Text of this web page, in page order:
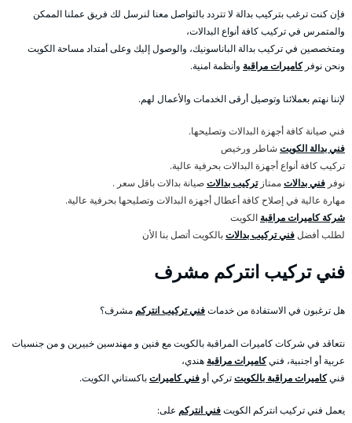
فإن كنت ترغب بتركيب بدالة لا تتردد بالتواصل معنا لنرسل لك فريق عملنا الممكن
والمتمرس في تركيب كافة أنواع البدالات،
ومتخصصين في تركيب بدالة الباناسونيك، والوصول إليك وعلى أمتداد مساحة الكويت
ونحن نوفركاميرات مراقبة وأنظمة امنية.
لإننا نهتم بعملائنا وتوصيل أرقى الخدمات والأعمال لهم.
فني صيانة كافة أجهزة البدالات وتصليحها.
فني بدالة الكويت شاطر ورخيص
تركيب كافة أنواع أجهزة البدالات بحرفية عالية.
نوفر فني بدالاتممتازتركيب بدالاتصيانة بدالات باقل سعر .
مهارة عالية في إصلاح كافة أعطال أجهزة البدالات وتصليحها بحرفية عالية.
شركة كاميرات مراقبة الكويت
لطلب أفضلفني تركيب بدالاتبالكويت أتصل بنا الأن
فني تركيب انتركم مشرف
هل ترغبون في الاستفادة من خدماتفني تركيب انتركممشرف؟
نتعاقد في شركات كاميرات المراقبة بالكويت مع فنين و مهندسين خبيرين و من جنسيات
عربية أو اجنبية، فنيكاميرات مراقبة هندي،
فنيكاميرات مراقبة بالكويتتركي أو فني كاميراتباكستاني الكويت.
يعمل فني تركيب انتركم الكويتفني انتركم على: